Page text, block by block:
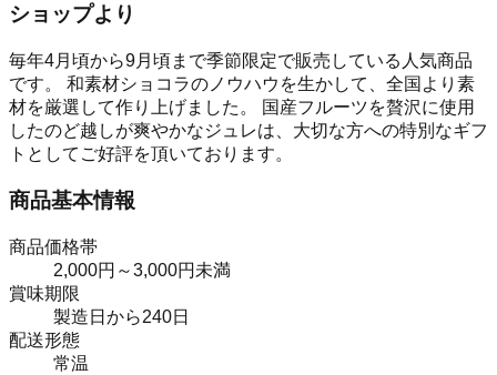
ショップより
毎年4月頃から9月頃まで季節限定で販売している人気商品
です。 和素材ショコラのノウハウを生かして、全国より素
材を厳選して作り上げました。 国産フルーツを贅沢に使用
したのど越しが爽やかなジュレは、大切な方への特別なギフ
トとしてご好評を頂いております。
商品基本情報
商品価格帯
2,000円～3,000円未満
賞味期限
製造日から240日
配送形態
常温